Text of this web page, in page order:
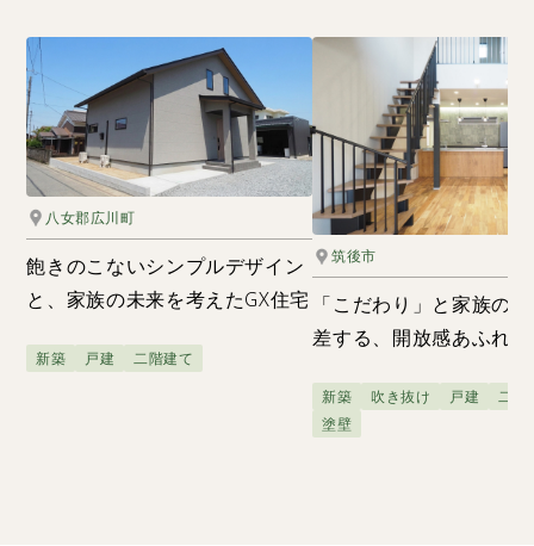
八女郡広川町
飽きのこないシンプルデザイン
と、家族の未来を考えたGX住宅
新築 戸建 二階建て
筑後市
「こだわり」と家族の
差する、開放感あふれ
新築 吹き抜け 戸建
二階
塗壁